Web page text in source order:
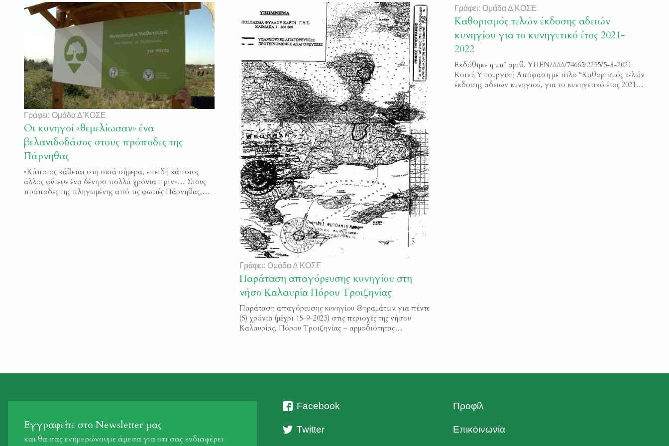
Γράφει: Ομάδα Δ'ΚΟΣΕ
Οι κυνηγοί «θεμελίωσαν» ένα
βελανιδοδάσος στους πρόποδες της
Πάρνηθας
«Κάποιος κάθεται στη σκιά σήμερα, επειδή κάποιος
άλλος φύτεψε ένα δέντρο πολλά χρόνια πριν»… Στους
πρόποδες της πληγωμένης από τις φωτιές Πάρνηθας,
Γράφει: Ομάδα Δ'ΚΟΣΕ
Παράταση απαγόρευσης κυνηγίου στη
νήσο Καλαυρία Πόρου Τροιζηνίας
Παράταση απαγόρευσης κυνηγίου Θηραμάτων για πέντε
(5) χρόνια (μέχρι 15-9-2023) στις περιοχές της νήσου
Καλαυρίας, Πόρου Τροιζηνίας – αρμοδιότητας
Γράφει: Ομάδα Δ'ΚΟΣΕ
Καθορισμός τελών έκδοσης αδειών
κυνηγίου για το κυνηγετικό έτος 2021-
2022
Εκδόθηκε η υπ’ αριθ. ΥΠΕΝ/ΔΔΔ/74665/2255/5-8-2021
Κοινή Υπουργική Απόφαση με τίτλο “Καθορισμός τελών
έκδοσης αδειών κυνηγιού, για το κυνηγετικό έτος 2021-
Εγγραφείτε στο Newsletter μας
και θα σας ενημερώνουμε άμεσα για οτι σας ενδιαφέρει
Facebook
Twitter
Προφίλ
Επικοινωνία